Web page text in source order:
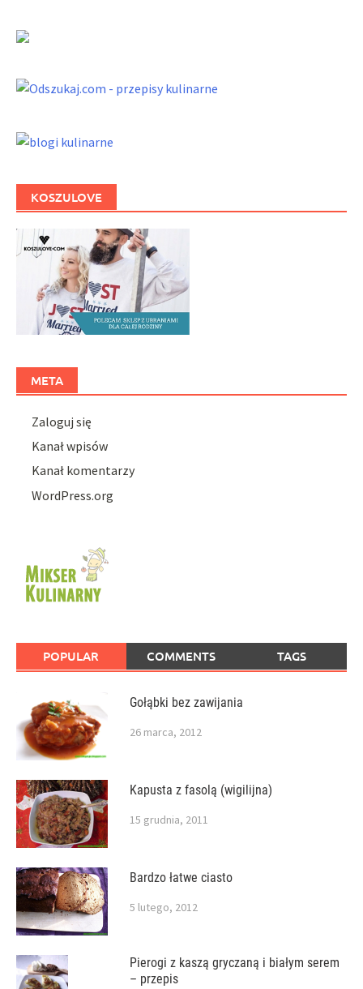
KOSZULOVE
META
Zaloguj się
Kanał wpisów
Kanał komentarzy
WordPress.org
POPULAR COMMENTS TAGS
Gołąbki bez zawijania
26 marca, 2012
Kapusta z fasolą (wigilijna)
15 grudnia, 2011
Bardzo łatwe ciasto
5 lutego, 2012
Pierogi z kaszą gryczaną i białym serem
– przepis